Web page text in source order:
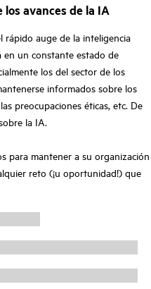
avances de la IA
rápido auge de la inteligencia
en un constante estado de
los del sector de los
informados sobre los
preocupaciones éticas, etc. De
la IA.
para mantener a su organización
reto (¡u oportunidad!) que